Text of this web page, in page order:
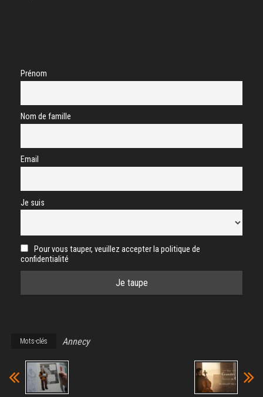
Prénom
Nom de famille
Email
Je suis
Pour vous tauper, veuillez accepter la politique de
confidentialité
Mots-clés Annecy